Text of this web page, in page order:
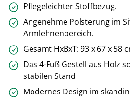
Pflegeleichter Stoffbezug.
Angenehme Polsterung im
Armlehnenbereich.
Gesamt HxBxT: 93 x 67 x 58
Das 4-Fuß Gestell aus Holz
stabilen Stand
Modernes Design im